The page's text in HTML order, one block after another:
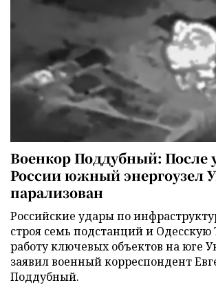
Военкор Поддубный: После
России южный энергоузел
парализован
Российские удары по
строя семь подстанций и
работу ключевых объектов на юге
заявил военный корреспондент
Поддубный.